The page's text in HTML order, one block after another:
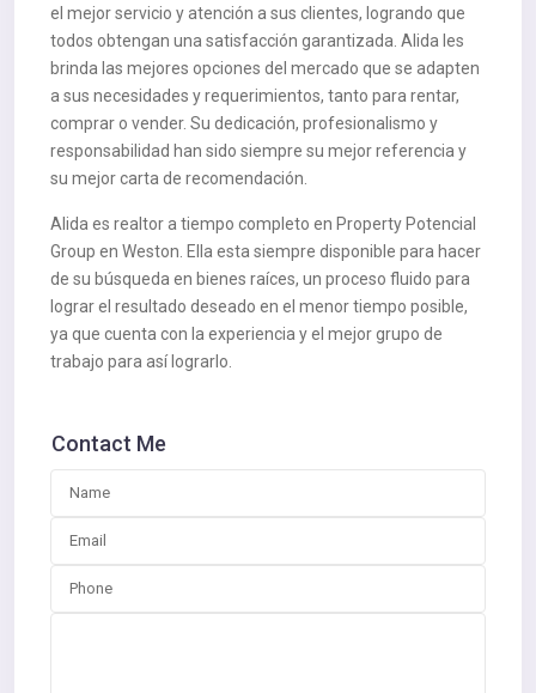
el mejor servicio y atención a sus clientes, logrando que
todos obtengan una satisfacción garantizada. Alida les
brinda las mejores opciones del mercado que se adapten
a sus necesidades y requerimientos, tanto para rentar,
comprar o vender. Su dedicación, profesionalismo y
responsabilidad han sido siempre su mejor referencia y
su mejor carta de recomendación.
Alida es realtor a tiempo completo en Property Potencial
Group en Weston. Ella esta siempre disponible para hacer
de su búsqueda en bienes raíces, un proceso fluido para
lograr el resultado deseado en el menor tiempo posible,
ya que cuenta con la experiencia y el mejor grupo de
trabajo para así lograrlo.
Contact Me